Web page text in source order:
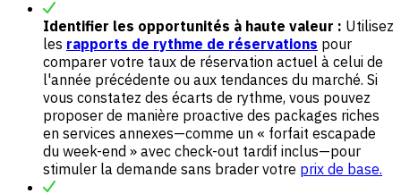
Identifier les opportunités à haute valeur : Utilisez
les rapports de rythme de réservations pour
comparer votre taux de réservation actuel à celui de
l'année précédente ou aux tendances du marché. Si
vous constatez des écarts de rythme, vous pouvez
proposer de manière proactive des packages riches
en services annexes—comme un « forfait escapade
du week-end » avec check-out tardif inclus—pour
stimuler la demande sans brader votre prix de base.